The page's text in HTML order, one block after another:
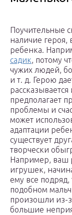
Поучительные
наличие героя,
ребенка.
садик, потому
чужих людей,
и т. д. Герою
предполагает
проблемы и
может
адаптации
существует
творчески
Например, ваш
игрушек,
ему все подряд,
подобном
произошли из-
большие